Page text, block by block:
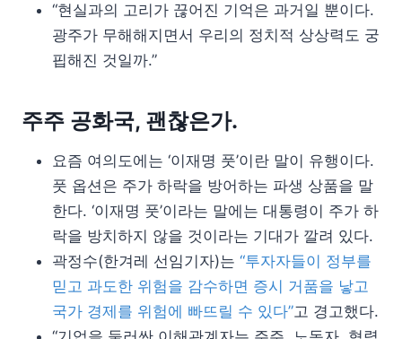
“현실과의 고리가 끊어진 기억은 과거일 뿐이다.
광주가 무해해지면서 우리의 정치적 상상력도 궁
핍해진 것일까.”
주주 공화국, 괜찮은가.
요즘 여의도에는 ‘이재명 풋’이란 말이 유행이다.
풋 옵션은 주가 하락을 방어하는 파생 상품을 말
한다. ‘이재명 풋’이라는 말에는 대통령이 주가 하
락을 방치하지 않을 것이라는 기대가 깔려 있다.
곽정수(한겨레 선임기자)는 “투자자들이 정부를
믿고 과도한 위험을 감수하면 증시 거품을 낳고
국가 경제를 위험에 빠뜨릴 수 있다”고 경고했다.